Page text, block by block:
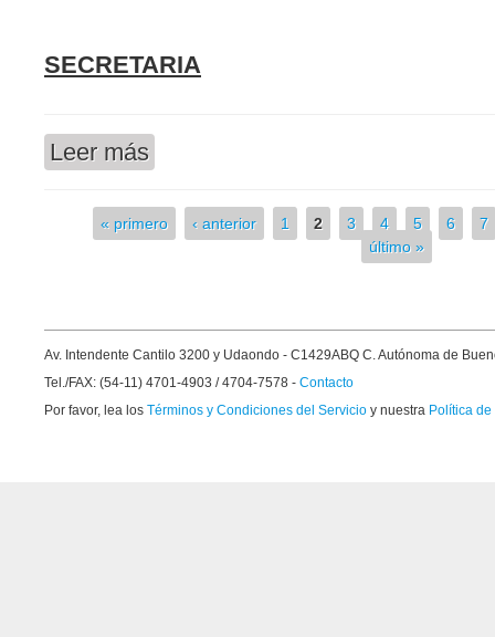
SECRETARIA
Leer más
Páginas
« primero ‹ anterior 1 2 3 4 5 6
7
último »
Av. Intendente Cantilo 3200 y Udaondo - C1429ABQ C. Autónoma de
Tel./FAX: (54-11) 4701-4903 / 4704-7578 - Contacto
Por favor, lea los Términos y Condiciones del Servicio y nuestra Política